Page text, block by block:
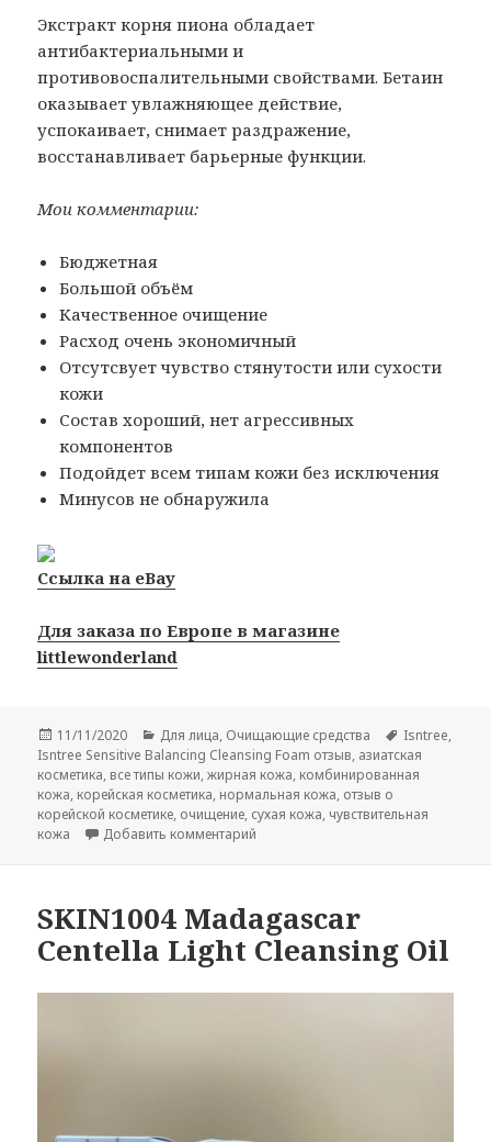
Экстракт корня пиона обладает
антибактериальными и
противовоспалительными свойствами. Бетаин
оказывает увлажняющее действие,
успокаивает, снимает раздражение,
восстанавливает барьерные функции.
Мои комментарии:
Бюджетная
Большой объём
Качественное очищение
Расход очень экономичный
Отсутсвует чувство стянутости или сухости
кожи
Состав хороший, нет агрессивных
компонентов
Подойдет всем типам кожи без исключения
Минусов не обнаружила
Ссылка на eBay
Для заказа по Европе в магазине
littlewonderland
Опубликовано
11/11/2020 Рубрики
Для лица, Очищающие средства Метки
Isntree,
Isntree Sensitive Balancing Cleansing Foam отзыв, азиатская
косметика, все типы кожи,жирная кожа, комбинированная
кожа, корейская косметика, нормальная кожа, отзыв о
корейской косметике, очищение, сухая кожа, чувствительная
кожа
Добавить комментарий
SKIN1004 Madagascar
Centella Light Cleansing Oil